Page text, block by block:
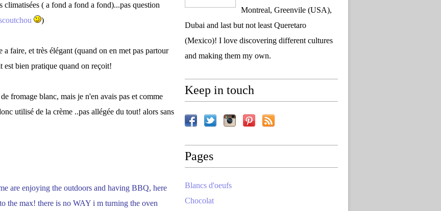
( a fond a fond a fond)...pas question
)
faire, et très élégant (quand on en met pas partour
est bien pratique quand on reçoit!
fromage blanc, mais je n'en avais pas et comme
utilisé de la crème ..pas allégée du tout! alors sans
are enjoying the outdoors and having BBQ, here
the max! there is no WAY i m turning the oven
Montreal, Greenvile (USA),
Dubai and last but not least Queretaro
(Mexico)! I love discovering different cultures
and making them my own.
Keep in touch
Pages
Blancs d'oeufs
Chocolat